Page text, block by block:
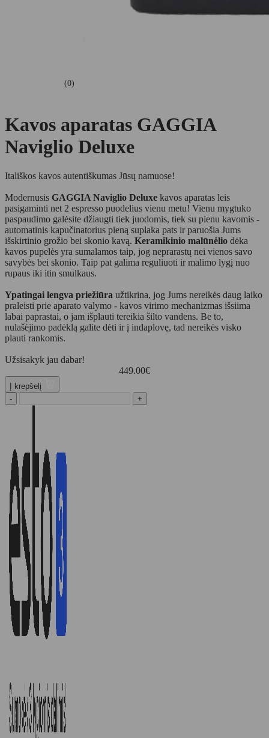
(0)
Kavos aparatas GAGGIA
Naviglio Deluxe
Itališkos kavos autentiškumas Jūsų namuose!
Modernusis GAGGIA Naviglio Deluxe kavos aparatas leis
pasigaminti net 2 espresso puodelius vienu metu! Vienu mygtuko
paspaudimo galėsite džiaugti tiek juodomis, tiek su pienu kavomis -
automatinis kapučinatorius pieną suplaka pats ir paruošia Jums
išskirtinio grožio bei skonio kavą. Keramikinio malūnėlio dėka
kavos pupelės yra sumalamos taip, jog neprarastų nei vienos savo
savybės bei skonio. Taip pat galima reguliuoti ir malimo lygį nuo
rupaus iki itin smulkaus.
Ypatingai lengva priežiūra užtikrina, jog Jums nereikės daug laiko
praleisti prie aparato valymo - kavos virimo mechanizmas išsiima
labai paprastai, o jam išplauti tereikia šilto vandens. Be to,
nulašėjimo padėklą galite dėti ir į indaplovę, tad nereikės visko
plauti rankomis.
Užsisakyk jau dabar!
449.00€
Į krepšelį
-
+